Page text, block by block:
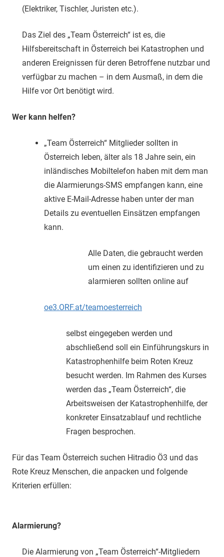
(Elektriker, Tischler, Juristen etc.).
Das Ziel des „Team Österreich“ ist es, die
Hilfsbereitschaft in Österreich bei Katastrophen und
anderen Ereignissen für deren Betroffene nutzbar und
verfügbar zu machen – in dem Ausmaß, in dem die
Hilfe vor Ort benötigt wird.
Wer kann helfen?
„Team Österreich“ Mitglieder sollten in
Österreich leben, älter als 18 Jahre sein, ein
inländisches Mobiltelefon haben mit dem man
die Alarmierungs-SMS empfangen kann, eine
aktive E-Mail-Adresse haben unter der man
Details zu eventuellen Einsätzen empfangen
kann.
Alle Daten, die gebraucht werden
um einen zu identifizieren und zu
alarmieren sollten online auf
oe3.ORF.at/teamoesterreich
selbst eingegeben werden und
abschließend soll ein Einführungskurs in
Katastrophenhilfe beim Roten Kreuz
besucht werden. Im Rahmen des Kurses
werden das „Team Österreich“, die
Arbeitsweisen der Katastrophenhilfe, der
konkreter Einsatzablauf und rechtliche
Fragen besprochen.
Für das Team Österreich suchen Hitradio Ö3 und das
Rote Kreuz Menschen, die anpacken und folgende
Kriterien erfüllen:
Alarmierung?
Die Alarmierung von „Team Österreich“-Mitgliedern